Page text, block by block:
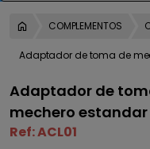
COMPLEMENTOS
Adaptador de toma de
Adaptador de
mechero estandar
Ref:ACL01